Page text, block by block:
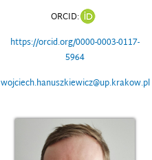
ORCID:
https://orcid.org/0000-0003-0117-
5964
wojciech.hanuszkiewicz@up.krakow.pl